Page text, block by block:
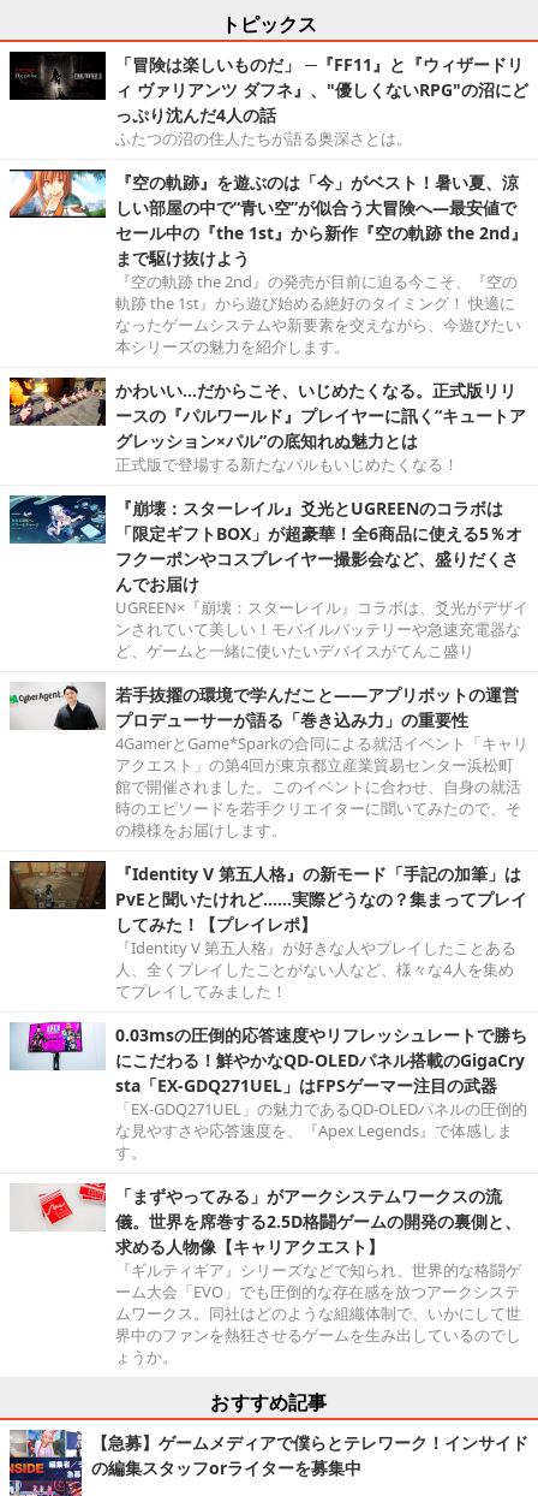
トピックス
「冒険は楽しいものだ」 ─『FF11』と『ウィザードリ
ィ ヴァリアンツ ダフネ』、"優しくないRPG"の沼にど
っぷり沈んだ4人の話
ふたつの沼の住人たちが語る奥深さとは。
『空の軌跡』を遊ぶのは「今」がベスト！暑い夏、涼
しい部屋の中で“青い空”が似合う大冒険へ―最安値で
セール中の『the 1st』から新作『空の軌跡 the 2nd』
まで駆け抜けよう
『空の軌跡 the 2nd』の発売が目前に迫る今こそ、『空の
軌跡 the 1st』から遊び始める絶好のタイミング！ 快適に
なったゲームシステムや新要素を交えながら、今遊びたい
本シリーズの魅力を紹介します。
かわいい…だからこそ、いじめたくなる。正式版リリ
ースの『パルワールド』プレイヤーに訊く“キュートア
グレッション×パル”の底知れぬ魅力とは
正式版で登場する新たなパルもいじめたくなる！
『崩壊：スターレイル』爻光とUGREENのコラボは
「限定ギフトBOX」が超豪華！全6商品に使える5％オ
フクーポンやコスプレイヤー撮影会など、盛りだくさ
んでお届け
UGREEN×『崩壊：スターレイル』コラボは、爻光がデザイ
ンされていて美しい！モバイルバッテリーや急速充電器な
ど、ゲームと一緒に使いたいデバイスがてんこ盛り
若手抜擢の環境で学んだこと――アプリボットの運営
プロデューサーが語る「巻き込み力」の重要性
4GamerとGame*Sparkの合同による就活イベント「キャリ
アクエスト」の第4回が東京都立産業貿易センター浜松町
館で開催されました。このイベントに合わせ、自身の就活
時のエピソードを若手クリエイターに聞いてみたので、そ
の模様をお届けします。
『Identity V 第五人格』の新モード「手記の加筆」は
PvEと聞いたけれど……実際どうなの？集まってプレイ
してみた！【プレイレポ】
『Identity V 第五人格』が好きな人やプレイしたことある
人、全くプレイしたことがない人など、様々な4人を集め
てプレイしてみました！
0.03msの圧倒的応答速度やリフレッシュレートで勝ち
にこだわる！鮮やかなQD-OLEDパネル搭載のGigaCry
sta「EX-GDQ271UEL」はFPSゲーマー注目の武器
「EX-GDQ271UEL」の魅力であるQD-OLEDパネルの圧倒的
な見やすさや応答速度を、『Apex Legends』で体感しま
す。
「まずやってみる」がアークシステムワークスの流
儀。世界を席巻する2.5D格闘ゲームの開発の裏側と、
求める人物像【キャリアクエスト】
『ギルティギア』シリーズなどで知られ、世界的な格闘ゲ
ーム大会「EVO」でも圧倒的な存在感を放つアークシステ
ムワークス。同社はどのような組織体制で、いかにして世
界中のファンを熱狂させるゲームを生み出しているのでし
ょうか。
おすすめ記事
【急募】ゲームメディアで僕らとテレワーク！インサイド
の編集スタッフorライターを募集中